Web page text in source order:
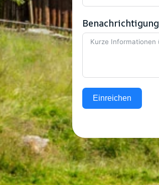
Benachrichtigung
Einreichen